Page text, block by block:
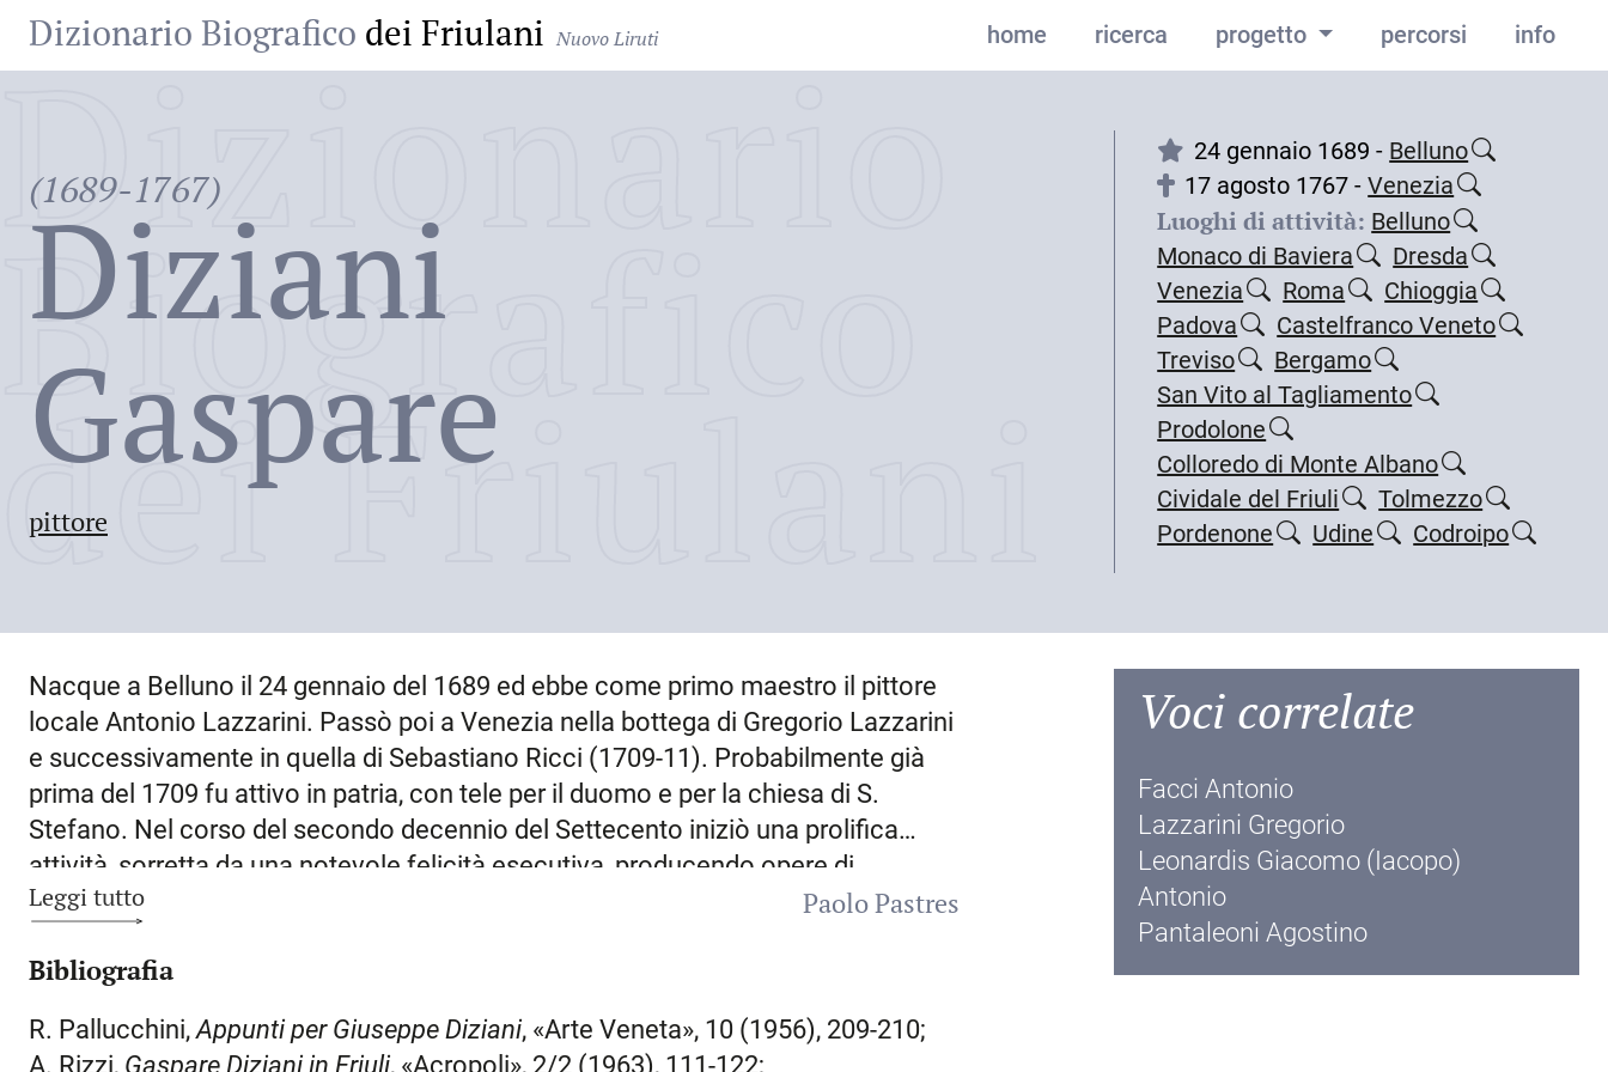
Dizionario Biografico dei Friulani Nuovo Liruti home ricerca progetto percorsi info
(1689-1767)
Diziani
Gaspare
pittore
Dizionario
Biografico
dei Friulani
24 gennaio 1689 - Belluno
17 agosto 1767 -Venezia
Luoghi di attività: Belluno
Monaco di Baviera
Dresda
Venezia
Roma
Chioggia
Padova
Castelfranco Veneto
Treviso
Bergamo
San Vito al Tagliamento
Prodolone
Colloredo di Monte Albano
Cividale del Friuli
Tolmezzo
Pordenone
Udine Codroipo
Nacque a Belluno il 24 gennaio del 1689 ed ebbe come primo maestro il pittore
locale Antonio Lazzarini. Passò poi a Venezia nella bottega di Gregorio Lazzarini
e successivamente in quella di Sebastiano Ricci (1709-11). Probabilmente già
prima del 1709 fu attivo in patria, con tele per il duomo e per la chiesa di S.
Stefano. Nel corso del secondo decennio del Settecento iniziò una prolifica
attività, sorretta da una notevole felicità esecutiva, producendo opere di
carattere sacro, decorazioni in residenze private e scenografie teatrali. Proprio
Nel 1720 rientrò a
Roma
, dove lavorò
per S. Lorenzo in Damaso (esecuzioni testimoniate solo da incisioni dell’epoca).
Leggi tutto
Paolo Pastres
Bibliografia
R. Pallucchini,Appunti per Giuseppe Diziani, «Arte Veneta», 10 (1956), 209-210;
A. Rizzi, Gaspare Diziani in Friuli, «Acropoli», 2/2 (1963), 111-122;
Voci correlate
Facci Antonio
Lazzarini Gregorio
Leonardis Giacomo (Iacopo)
Antonio
Pantaleoni Agostino